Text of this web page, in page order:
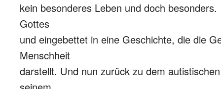
kein besonderes Leben und doch
Gottes
und eingebettet in eine Geschichte, die die
Menschheit
darstellt. Und nun zurück zu dem